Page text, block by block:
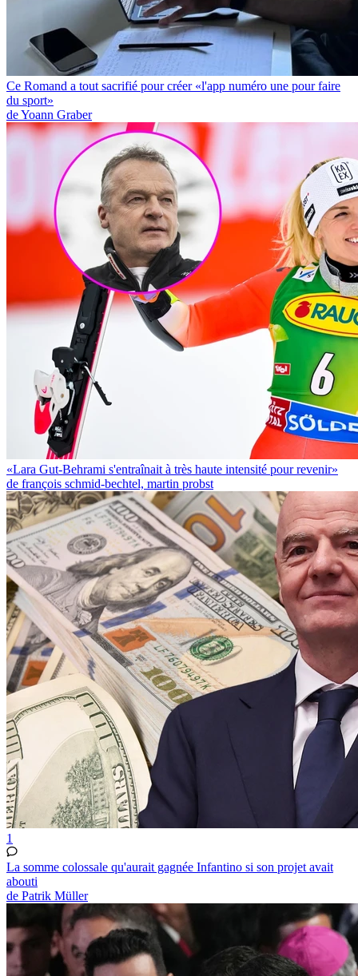
Ce Romand a tout sacrifié pour créer «l'app numéro une pour faire
du sport»
de Yoann Graber
«Lara Gut-Behrami s'entraînait à très haute intensité pour revenir»
de françois schmid-bechtel, martin probst
1
La somme colossale qu'aurait gagnée Infantino si son projet avait
abouti
de Patrik Müller